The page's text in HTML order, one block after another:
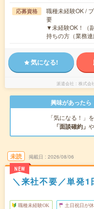
応募資格
職種未経験OK /
要
▼未経験OK！（
持ちの方（業務
気になる!
派遣会社 株式会
興味があったら
「気になる！」
「面談確約」 や
未読
NEW
掲載日 2026/08/06
＼来社不要／単発
職種未経験OK 土日祝日が